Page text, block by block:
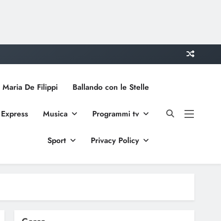
De Filippi Ballando con le Stelle
Musica Programmi tv
Sport Privacy Policy